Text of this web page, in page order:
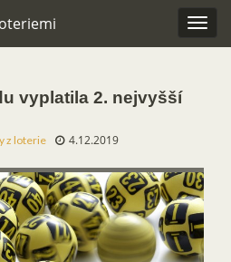
vyplatila 2. nejvyšší
z loterie 4.12.2019